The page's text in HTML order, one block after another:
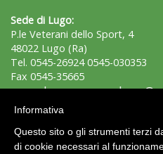
Sede di Lugo:
P.le Veterani dello Sport, 4
48022 Lugo (Ra)
Tel. 0545-26924 0545-030353
Fax 0545-35665
e-mail:
P.Iva: 01213480393
Informativa
Questo sito o gli strumenti terzi
di cookie necessari al